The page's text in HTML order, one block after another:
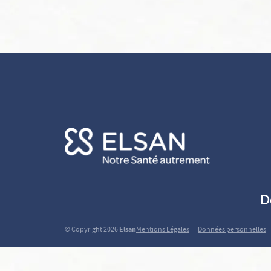
© Copyright 2026ElsanMentions Légales -Données personnelles